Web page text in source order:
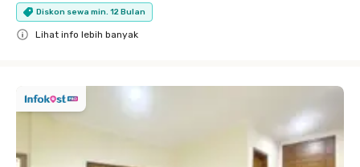
Diskon sewa min. 12 Bulan
Lihat info lebih banyak